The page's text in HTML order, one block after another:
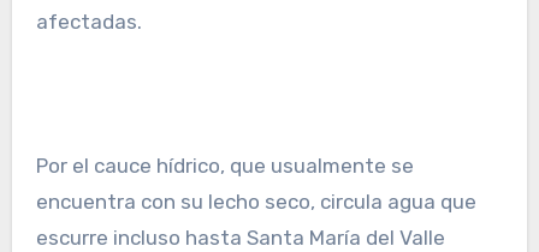
afectadas.
Por el cauce hídrico, que usualmente se
encuentra con su lecho seco, circula agua que
escurre incluso hasta Santa María del Valle